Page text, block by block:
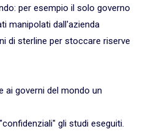
per esempio il solo governo
manipolati dall'azienda
di sterline per stoccare riserve
ai governi del mondo un
gli studi eseguiti.